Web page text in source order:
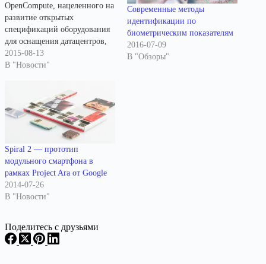
OpenCompute, нацеленного на
развитие открытых
спецификаций оборудования
для оснащения датацентров,
компания
Facebook разработала концепцию
оптимизированных для
решения задач искусственного
интеллекта и машинного
обучения. От традиционных
серверов Big Sur отличается
наличием 8 слотов PCI-e для
установки мощных GPU
(например, NVIDIA Tesla
M40), которые применяются
2015-08-13
В "Новости"
Современные методы
идентификации по
биометрическим показателям
2016-07-09
В "Обзоры"
Spiral 2 — прототип
модульного смартфона в
рамках Project Ara от Google
2014-07-26
В "Новости"
Поделитесь с друзьями